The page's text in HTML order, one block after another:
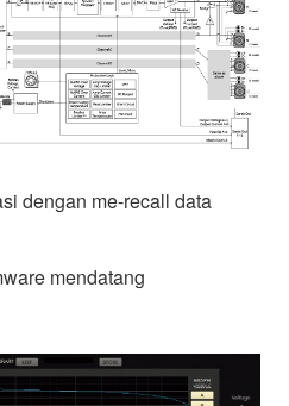
dengan me-recall data
mendatang